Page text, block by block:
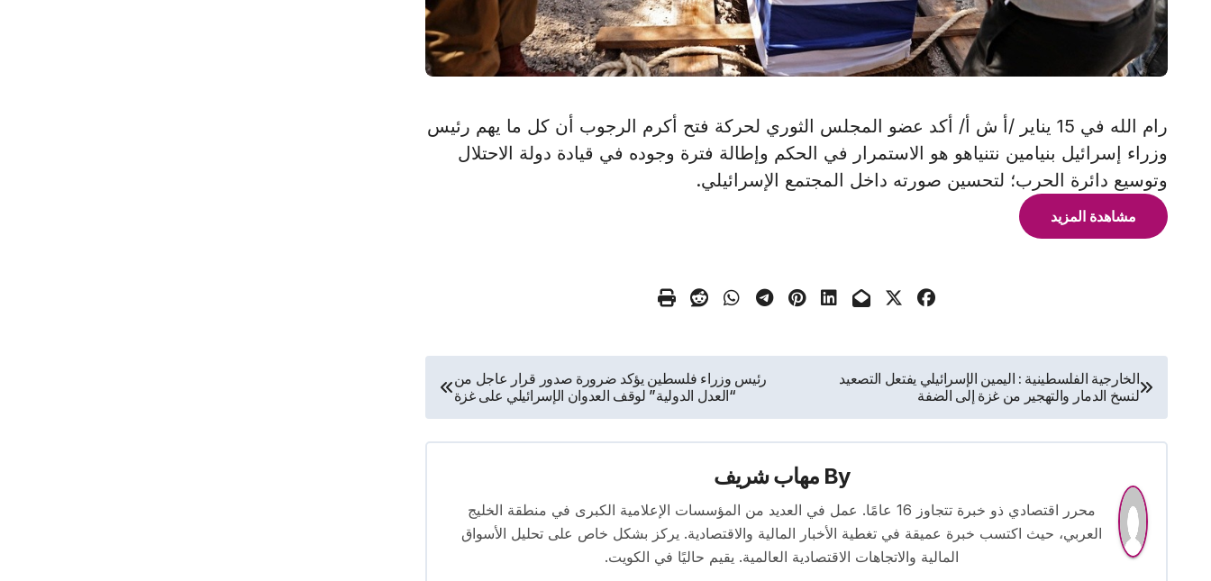
رام الله في 15 يناير /أ ش أ/ أكد عضو المجلس الثوري لحركة فتح أكرم الرجوب أن كل ما يهم رئيس
وزراء إسرائيل بنيامين نتنياهو هو الاستمرار في الحكم وإطالة فترة وجوده في قيادة دولة الاحتلال
وتوسيع دائرة الحرب؛ لتحسين صورته داخل المجتمع الإسرائيلي.
مشاهدة المزيد
تصفّح
المقالات
الخارجية الفلسطينية : اليمين الإسرائيلي يفتعل التصعيد
لنسخ الدمار والتهجير من غزة إلى الضفة
رئيس وزراء فلسطين يؤكد ضرورة صدور قرار عاجل من
“العدل الدولية” لوقف العدوان الإسرائيلي على غزة
By مهاب شريف
محرر اقتصادي ذو خبرة تتجاوز 16 عامًا. عمل في العديد من المؤسسات الإعلامية الكبرى في منطقة الخليج
العربي، حيث اكتسب خبرة عميقة في تغطية الأخبار المالية والاقتصادية. يركز بشكل خاص على تحليل الأسواق
المالية والاتجاهات الاقتصادية العالمية. يقيم حاليًا في الكويت.